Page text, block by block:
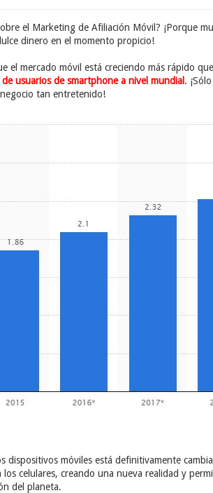
el Marketing de Afiliación Móvil? ¡Porque
dinero en el momento propicio!
el mercado móvil está creciendo más rápido
de usuarios de smartphone a nivel mundial .
tan entretenido!
dispositivos móviles está definitivamente
celulares, creando una nueva realidad y
del planeta.